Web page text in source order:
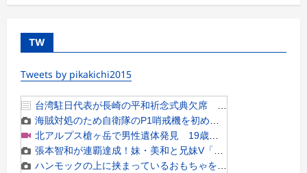
TW
Tweets by pikakichi2015